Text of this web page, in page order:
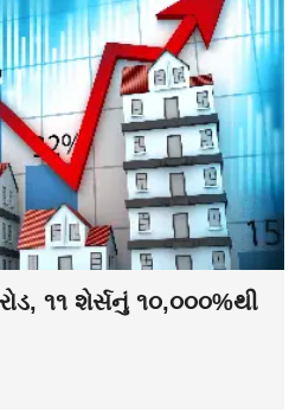
૧૧ શેર્સનું ૧૦,૦૦૦%થી